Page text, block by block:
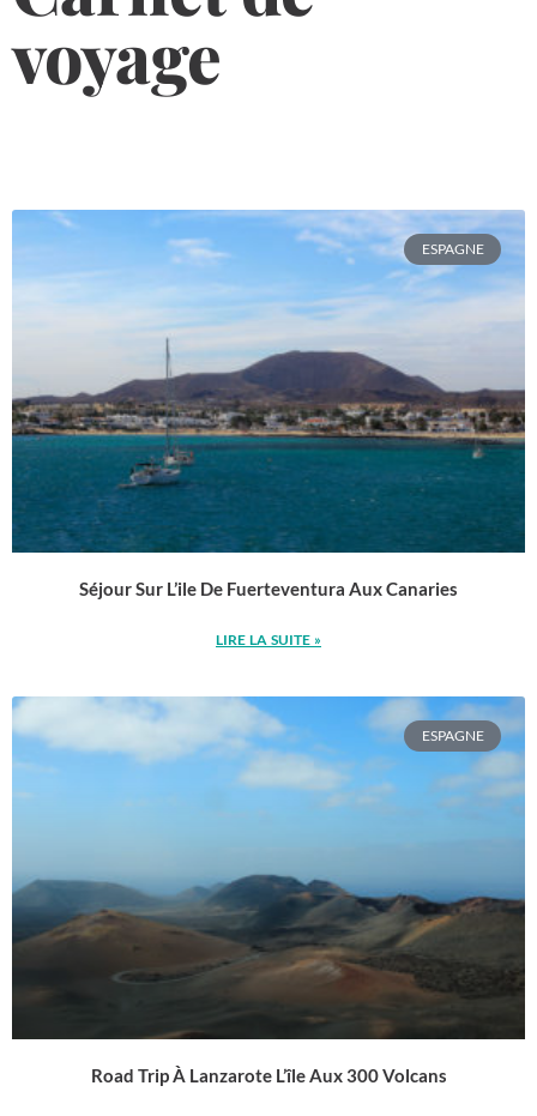
voyage
ESPAGNE
Séjour Sur L’ile De Fuerteventura Aux Canaries
LIRE LA SUITE »
ESPAGNE
Road Trip À Lanzarote L’île Aux 300 Volcans